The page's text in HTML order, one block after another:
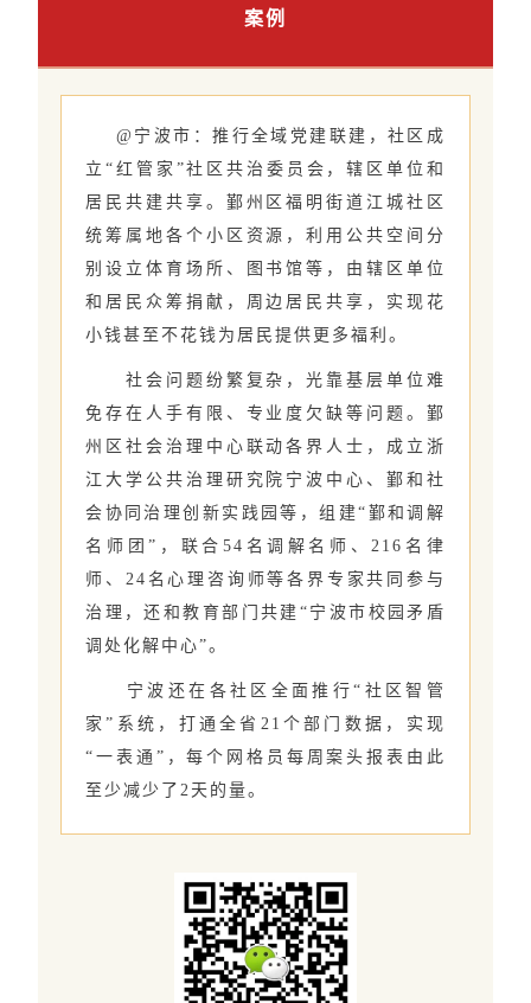
案例
@宁波市：推行全域党建联建，社区成
立“红管家”社区共治委员会，辖区单位和
居民共建共享。鄞州区福明街道江城社区
统筹属地各个小区资源，利用公共空间分
别设立体育场所、图书馆等，由辖区单位
和居民众筹捐献，周边居民共享，实现花
小钱甚至不花钱为居民提供更多福利。
社会问题纷繁复杂，光靠基层单位难
免存在人手有限、专业度欠缺等问题。鄞
州区社会治理中心联动各界人士，成立浙
江大学公共治理研究院宁波中心、鄞和社
会协同治理创新实践园等，组建“鄞和调解
名师团”，联合54名调解名师、216名律
师、24名心理咨询师等各界专家共同参与
治理，还和教育部门共建“宁波市校园矛盾
调处化解中心”。
宁波还在各社区全面推行“社区智管
家”系统，打通全省21个部门数据，实现
“一表通”，每个网格员每周案头报表由此
至少减少了2天的量。